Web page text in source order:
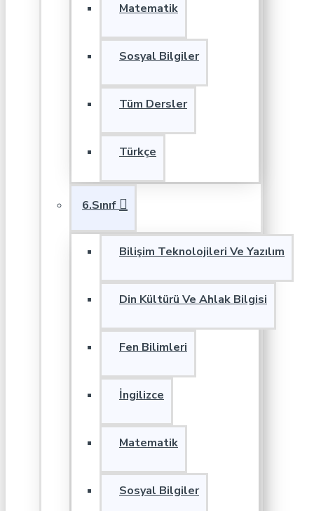
Matematik
Sosyal Bilgiler
Tüm Dersler
Türkçe
6.Sınıf
Bilişim Teknolojileri Ve Yazılım
Din Kültürü Ve Ahlak Bilgisi
Fen Bilimleri
İngilizce
Matematik
Sosyal Bilgiler